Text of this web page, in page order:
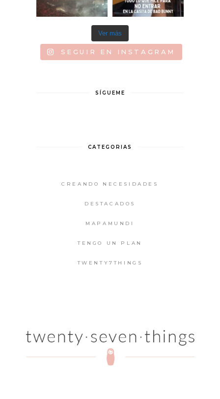
Ver más
SEGUIR EN INSTAGRAM
SÍGUEME
CATEGORIAS
CREANDO NECESIDADES
DESTACADOS
MAPAMUNDI
TENGO UN PLAN
TWENTY7THINGS